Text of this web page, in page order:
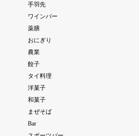
手羽先
ワインバー
薬膳
おにぎり
農業
餃子
タイ料理
洋菓子
和菓子
まぜそば
Bar